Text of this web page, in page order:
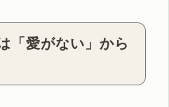
「愛がない」から